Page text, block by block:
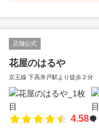
店舗公式
花屋のはるや
京王線 下高井戸駅より徒歩２分
4.58